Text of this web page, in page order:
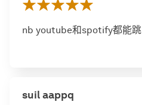
nb youtube和spotify都能跳
suil aappq